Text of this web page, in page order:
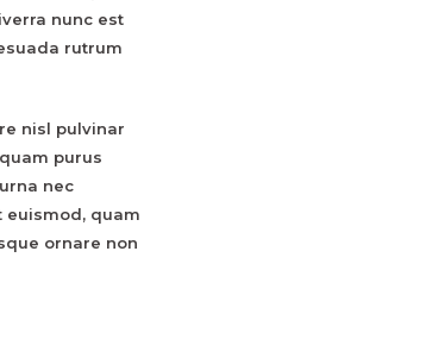
nunc est
rutrum
nisl pulvinar
purus
nec
euismod, quam
ornare non